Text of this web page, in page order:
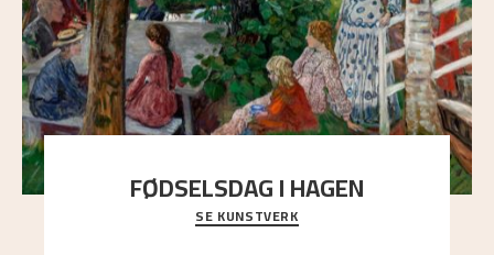
FØDSELSDAG I HAGEN
En gruppe mennesker er samlet under de store
trekronene i prestegårdshagen...
SE KUNSTVERK